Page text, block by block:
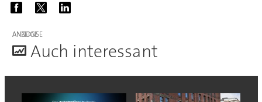
ANZEIGE
Auch interessant